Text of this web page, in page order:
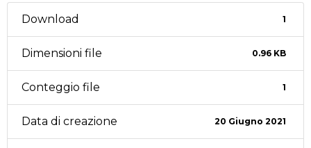
Download 1
Dimensioni file 0.96 KB
Conteggio file 1
Data di creazione 20 Giugno 2021